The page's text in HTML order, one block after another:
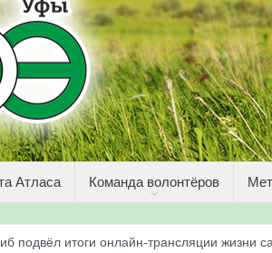
Атласа Команда волонтёров
подвёл итоги онлайн-трансляции жизни